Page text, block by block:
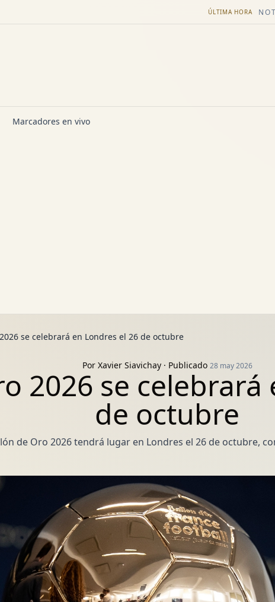
ÚLTIMA HORA
Marcadores en vivo
se celebrará en Londres el 26 de octubre
Por Xavier Siavichay· Publicado 28 may 2026
2026 se celebrará
de octubre
de Oro 2026 tendrá lugar en Londres el 26 de octubre,